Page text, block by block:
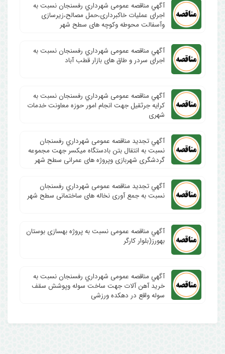
آگهي مناقصه عمومی شهرداري رفسنجان نسبت به
اجرای عملیات خاکبرداری،حمل مصالح،زیرسازی
وآسفالت محوطه وکوچه های سطح شهر
آگهي مناقصه عمومی شهرداري رفسنجان نسبت به
اجرای سردر و طاق های بازار قطب آباد
آگهي مناقصه عمومی شهرداري رفسنجان نسبت به
کرایه جرثقیل جهت انجام امور حوزه معاونت خدمات
شهری
آگهي تجدید مناقصه عمومی شهرداري رفسنجان
نسبت به انتقال بتن بادستگاه میکسر جهت مجموعه
گردشگری شهربازی وپروژه های عمرانی سطح شهر
آگهي تجدید مناقصه عمومی شهرداري رفسنجان
نسبت به جمع آوری نخاله های ساختمانی سطح شهر
آگهي مناقصه عمومی نسبت به پروژه بهسازی بوستان
بهورز(بلوار کارگر
آگهي مناقصه عمومی شهرداري رفسنجان نسبت به
خرید آهن آلات جهت ساخت سوله وپوشش سقف
سوله واقع در دهکده ورزشی